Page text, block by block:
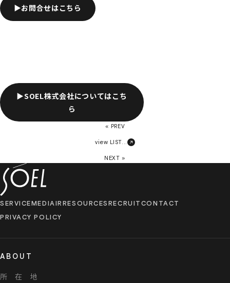
▶️お問合せはこちら
▶️SOEL株式会社についてはこち
ら
« PREV
view LIST...
NEXT »
SERVICEMEDIAIRRESOURCESRECRUITCONTACT
PRIVACY POLICY
ABOUT
所 在 地